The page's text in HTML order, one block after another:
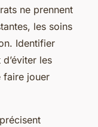
ne prennent
les soins
Identifier
les
faire jouer